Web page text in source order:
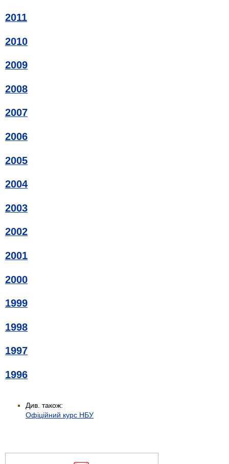
2011
2010
2009
2008
2007
2006
2005
2004
2003
2002
2001
2000
1999
1998
1997
1996
Див. також:
Офіційний курс НБУ